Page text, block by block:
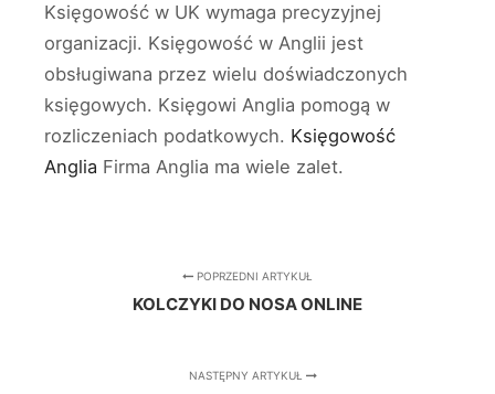
Księgowość w UK wymaga precyzyjnej
organizacji. Księgowość w Anglii jest
obsługiwana przez wielu doświadczonych
księgowych. Księgowi Anglia pomogą w
rozliczeniach podatkowych. Księgowość
Anglia Firma Anglia ma wiele zalet.
POPRZEDNI ARTYKUŁ
KOLCZYKI DO NOSA ONLINE
NASTĘPNY ARTYKUŁ